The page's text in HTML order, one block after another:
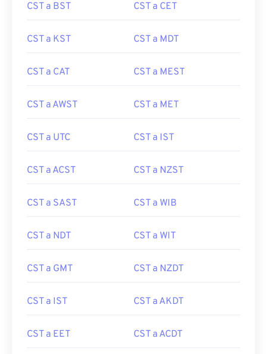
CST a BST CST a CET
CST a KST CST a MDT
CST a CAT CST a MEST
CST a AWST CST a MET
CST a UTC CST a IST
CST a ACST CST a NZST
CST a SAST CST a WIB
CST a NDT CST a WIT
CST a GMT CST a NZDT
CST a IST CST a AKDT
CST a EET CST a ACDT